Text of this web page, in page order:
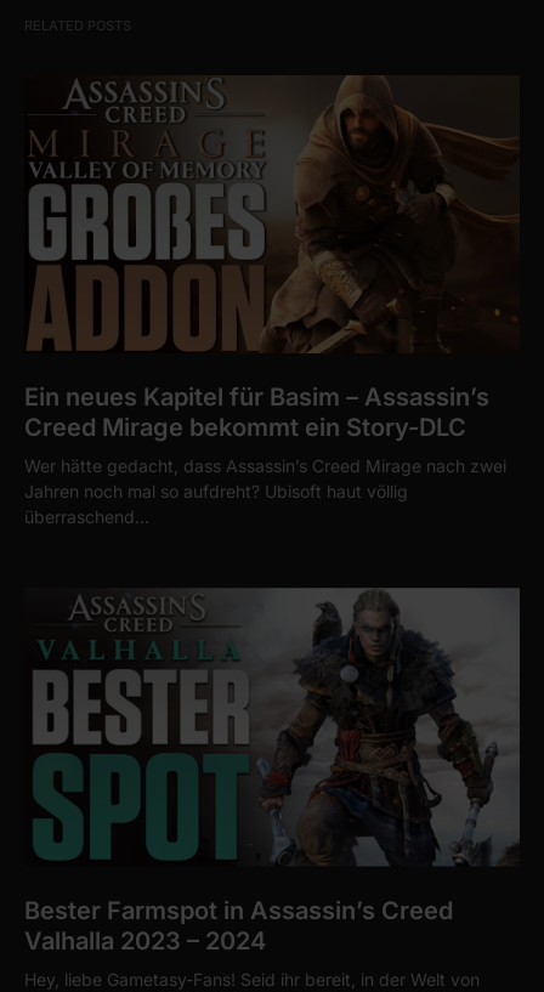
RELATED POSTS
Ein neues Kapitel für Basim – Assassin’s
Creed Mirage bekommt ein Story-DLC
Wer hätte gedacht, dass Assassin’s Creed Mirage nach zwei
Jahren noch mal so aufdreht? Ubisoft haut völlig
überraschend…
Bester Farmspot in Assassin’s Creed
Valhalla 2023 – 2024
Hey, liebe Gametasy-Fans! Seid ihr bereit, in der Welt von